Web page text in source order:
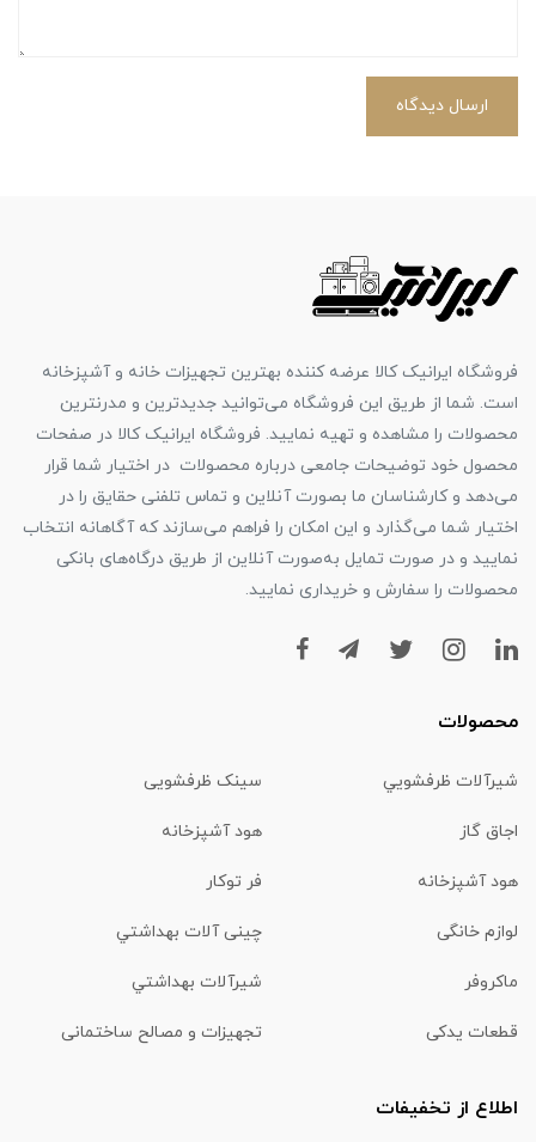
ارسال دیدگاه
فروشگاه ایرانیک کالا عرضه کننده بهترین تجهیزات خانه و آشپزخانه
است. شما از طریق این فروشگاه می‌توانید جدیدترین و مدرنترین
محصولات را مشاهده و تهیه نمایید. فروشگاه ایرانیک کالا در صفحات
محصول خود توضیحات جامعی درباره محصولات در اختیار شما قرار
می‌دهد و کارشناسان ما بصورت آنلاین و تماس تلفنی حقایق را در
اختیار شما می‌گذارد و این امکان را فراهم می‌سازند که آگاهانه انتخاب
نمایید و در صورت تمایل به‌صورت آنلاین از طریق درگاه‌های بانکی
محصولات را سفارش و خریداری نمایید.
محصولات
شیرآلات ظرفشويي سینک ظرفشویی
اجاق گاز هود آشپزخانه
هود آشپزخانه فر توکار
لوازم خانگی چینی آلات بهداشتي
ماكروفر شیرآلات بهداشتي
قطعات یدکی تجهیزات و مصالح ساختمانی
اطلاع از تخفیفات